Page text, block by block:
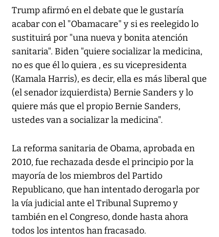
Trump afirmó en el debate que le gustaría
acabar con el "Obamacare" y si es reelegido lo
sustituirá por "una nueva y bonita atención
sanitaria". Biden "quiere socializar la medicina,
no es que él lo quiera , es su vicepresidenta
(Kamala Harris), es decir, ella es más liberal que
(el senador izquierdista) Bernie Sanders y lo
quiere más que el propio Bernie Sanders,
ustedes van a socializar la medicina".
La reforma sanitaria de Obama, aprobada en
2010, fue rechazada desde el principio por la
mayoría de los miembros del Partido
Republicano, que han intentado derogarla por
la vía judicial ante el Tribunal Supremo y
también en el Congreso, donde hasta ahora
todos los intentos han fracasado.